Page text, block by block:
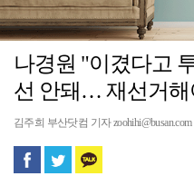
나경원 "이겼다고
선 안돼… 재선거해
김주희 부산닷컴 기자 zoohihi@busan.com